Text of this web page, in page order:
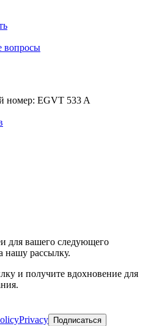
вопросы
номер: EGVT 533 A
для вашего следующего
нашу рассылку.
и получите вдохновение для
Подписаться